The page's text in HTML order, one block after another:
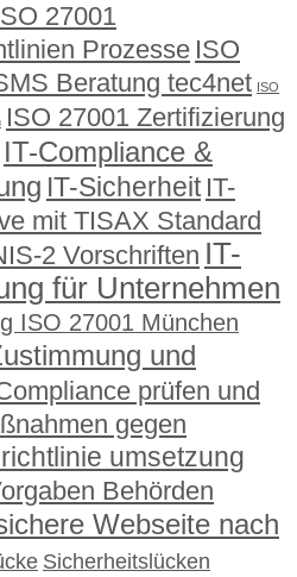
27001
Prozesse ISO
Beratung tec4net ISO
ISO 27001 Zertifizierung
IT-Compliance &
IT-Sicherheit IT-
mit TISAX Standard
2 Vorschriften IT-
für Unternehmen
ISO 27001 München
und
prüfen und
gegen
umsetzung
Behörden
Webseite nach
Sicherheitslücken